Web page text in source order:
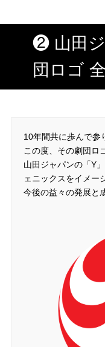
❷ 山田ジ
団ロゴ
10年間共に歩んで参
この度、その劇団ロ
山田ジャパンの「Y
ェニックスをイメー
今後の益々の発展と